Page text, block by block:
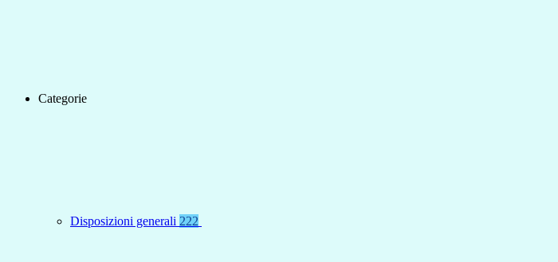
Categorie
Disposizioni generali 222